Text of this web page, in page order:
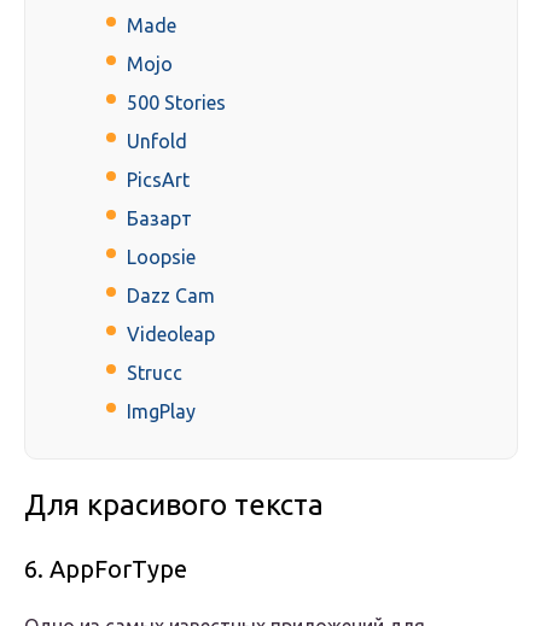
Made
Mojo
500 Stories
Unfold
PicsArt
Базарт
Loopsie
Dazz Cam
Videoleap
Strucc
ImgPlay
Для красивого текста
6. AppForType